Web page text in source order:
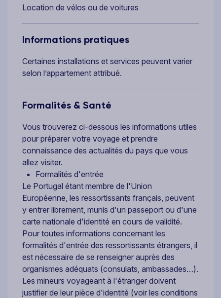
Location de vélos ou de voitures
Informations pratiques
Certaines installations et services peuvent varier
selon l’appartement attribué.
Formalités & Santé
Vous trouverez ci-dessous les informations utiles
pour préparer votre voyage et prendre
connaissance des actualités du pays que vous
allez visiter.
Formalités d'entrée
Le Portugal étant membre de l'Union
Européenne, les ressortissants français, peuvent
y entrer librement, munis d'un passeport ou d'une
carte nationale d'identité en cours de validité.
Pour toutes informations concernant les
formalités d'entrée des ressortissants étrangers, il
est nécessaire de se renseigner auprès des
organismes adéquats (consulats, ambassades…).
Les mineurs voyageant à l'étranger doivent
justifier de leur pièce d'identité (voir les conditions